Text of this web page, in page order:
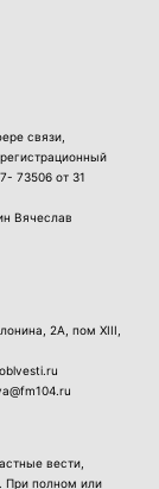
связи,
73506 от 31
Вячеслав
2А, пом XIII,
вести,
При полном или